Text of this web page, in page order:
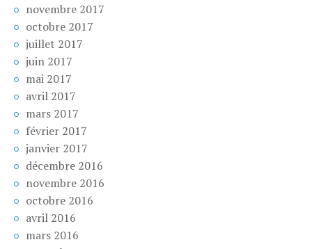
novembre 2017
octobre 2017
juillet 2017
juin 2017
mai 2017
avril 2017
mars 2017
février 2017
janvier 2017
décembre 2016
novembre 2016
octobre 2016
avril 2016
mars 2016